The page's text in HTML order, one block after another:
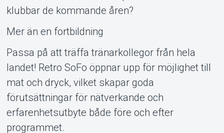
klubbar de kommande åren?
Mer än en fortbildning
Passa på att träffa tränarkollegor från hela
landet! Retro SoFo öppnar upp för möjlighet till
mat och dryck, vilket skapar goda
förutsättningar för nätverkande och
erfarenhetsutbyte både före och efter
programmet.